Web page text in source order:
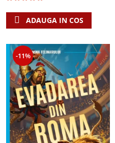
ADAUGA IN COS
-11%